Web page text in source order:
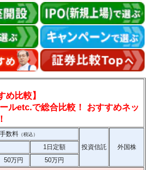
め比較】
ルetc.で総合比較！ おすすめネッ
数料 （税込）
投資信託 外国株
1日定額
50万円 50万円